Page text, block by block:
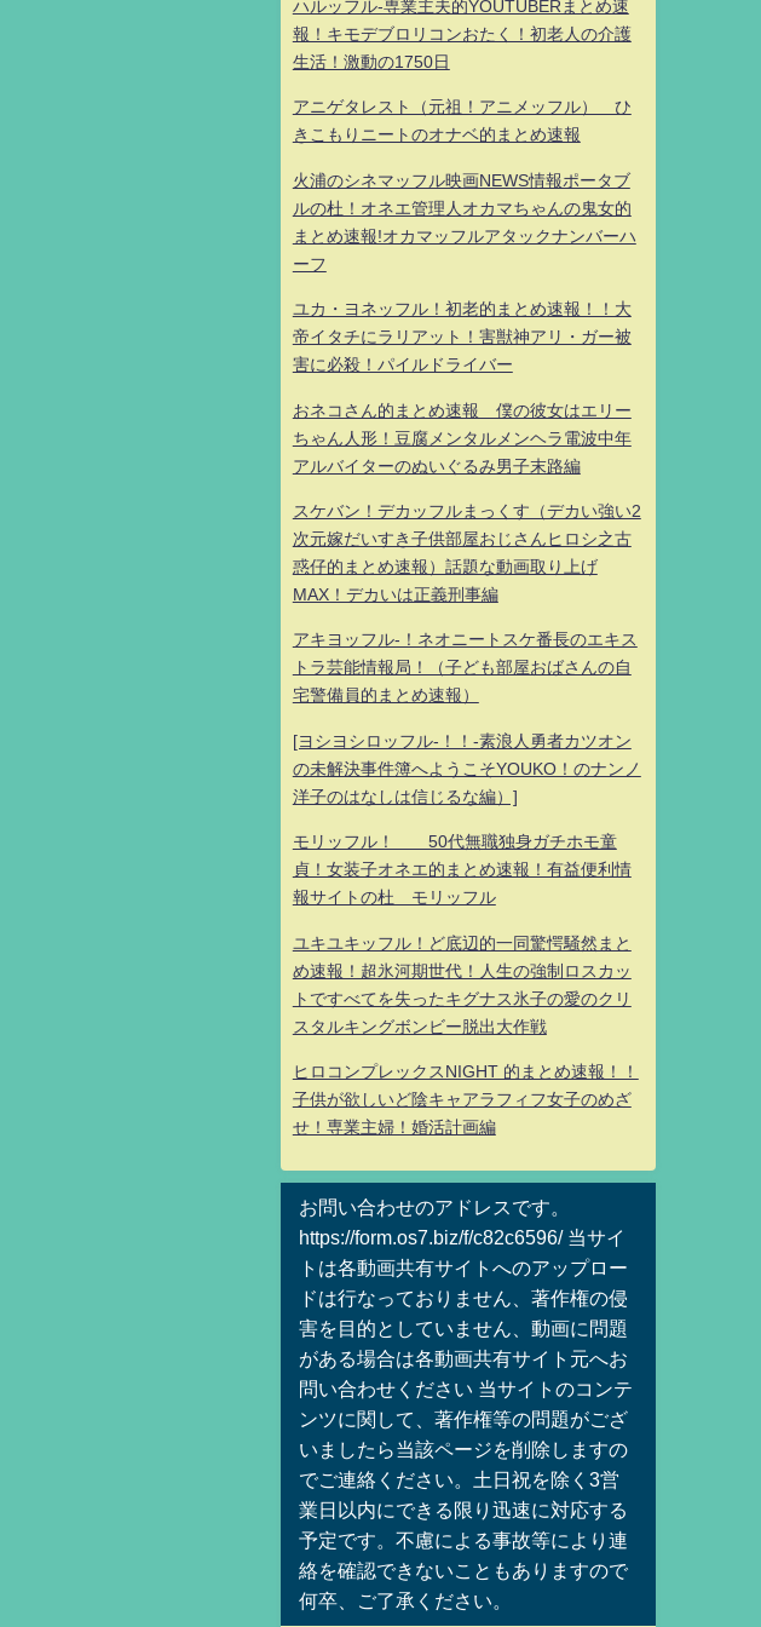
ハルッフル-専業主夫的YOUTUBERまとめ速
報！キモデブロリコンおたく！初老人の介護
生活！激動の1750日
アニゲタレスト（元祖！アニメッフル） ひ
きこもりニートのオナベ的まとめ速報
火浦のシネマッフル映画NEWS情報ポータブ
ルの杜！オネエ管理人オカマちゃんの鬼女的
まとめ速報!オカマッフルアタックナンバーハ
ーフ
ユカ・ヨネッフル！初老的まとめ速報！！大
帝イタチにラリアット！害獣神アリ・ガー被
害に必殺！パイルドライバー
おネコさん的まとめ速報 僕の彼女はエリー
ちゃん人形！豆腐メンタルメンヘラ電波中年
アルバイターのぬいぐるみ男子末路編
スケバン！デカッフルまっくす（デカい強い2
次元嫁だいすき子供部屋おじさんヒロシ之古
惑仔的まとめ速報）話題な動画取り上げ
MAX！デカいは正義刑事編
アキヨッフル-！ネオニートスケ番長のエキス
トラ芸能情報局！（子ども部屋おばさんの自
宅警備員的まとめ速報）
[ヨシヨシロッフル-！！-素浪人勇者カツオン
の未解決事件簿へようこそYOUKO！のナンノ
洋子のはなしは信じるな編）]
モリッフル！ 50代無職独身ガチホモ童
貞！女装子オネエ的まとめ速報！有益便利情
報サイトの杜 モリッフル
ユキユキッフル！ど底辺的一同驚愕騒然まと
め速報！超氷河期世代！人生の強制ロスカッ
トですべてを失ったキグナス氷子の愛のクリ
スタルキングボンビー脱出大作戦
ヒロコンプレックスNIGHT 的まとめ速報！！
子供が欲しいど陰キャアラフィフ女子のめざ
せ！専業主婦！婚活計画編
お問い合わせのアドレスです。
https://form.os7.biz/f/c82c6596/ 当サイ
トは各動画共有サイトへのアップロー
ドは行なっておりません、著作権の侵
害を目的としていません、動画に問題
がある場合は各動画共有サイト元へお
問い合わせください 当サイトのコンテ
ンツに関して、著作権等の問題がござ
いましたら当該ページを削除しますの
でご連絡ください。土日祝を除く3営
業日以内にできる限り迅速に対応する
予定です。不慮による事故等により連
絡を確認できないこともありますので
何卒、ご了承ください。